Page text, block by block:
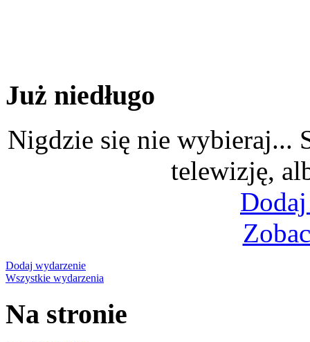
Już niedługo
Nigdzie się nie wybieraj...
telewizję,
Dodaj wydarzenie
Wszystkie wydarzenia
Na stronie